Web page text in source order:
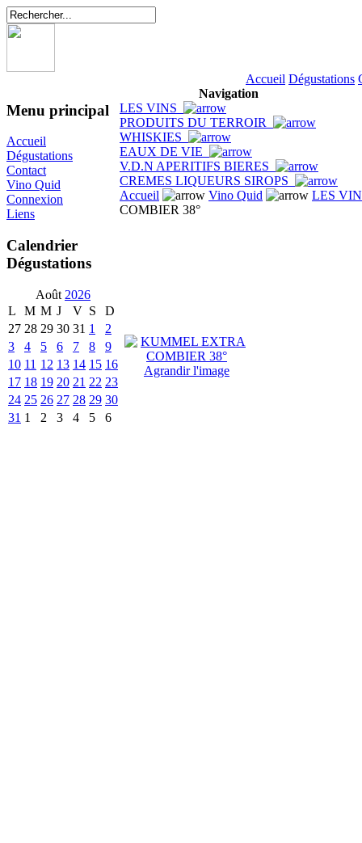
Accueil Dégustations
Menu principal
Accueil
Dégustations
Contact
Vino Quid
Connexion
Liens
Calendrier
Dégustations
Août 2026
L
M M J V S
D
27 28 29 30 31 1
2
3
4 5 6 7 8
9
10 11 12 13 14 15 16
17 18 19 20 21 22 23
24 25 26 27 28 29 30
31 1 2 3 4 5 6
Navigation
LES VINS
PRODUITS DU TERROIR
WHISKIES
EAUX DE VIE
V.D.N APERITIFS BIERES
CREMES LIQUEURS SIROPS
Accueil
Vino Quid
LES
COMBIER 38°
Agrandir l'image